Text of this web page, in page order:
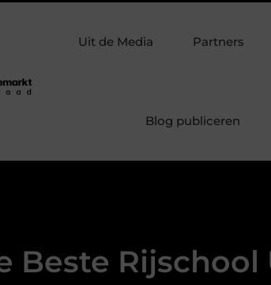
verweven in de bedrijfsvoering
Uit de Media Partners
Blog publiceren
Beste